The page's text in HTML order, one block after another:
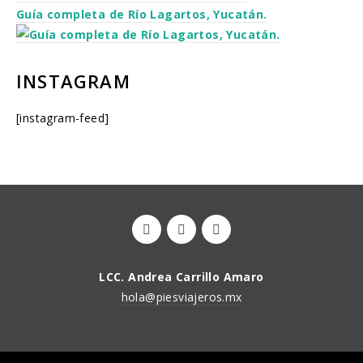
Guía completa de Río Lagartos, Yucatán.
INSTAGRAM
[instagram-feed]
LCC. Andrea Carrillo Amaro
hola@piesviajeros.mx